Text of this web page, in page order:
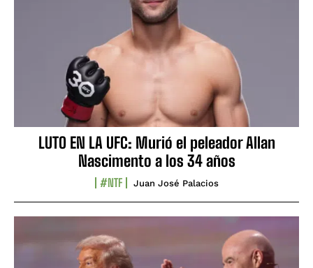
LUTO EN LA UFC: Murió el peleador Allan
Nascimento a los 34 años
#NTF Juan José Palacios